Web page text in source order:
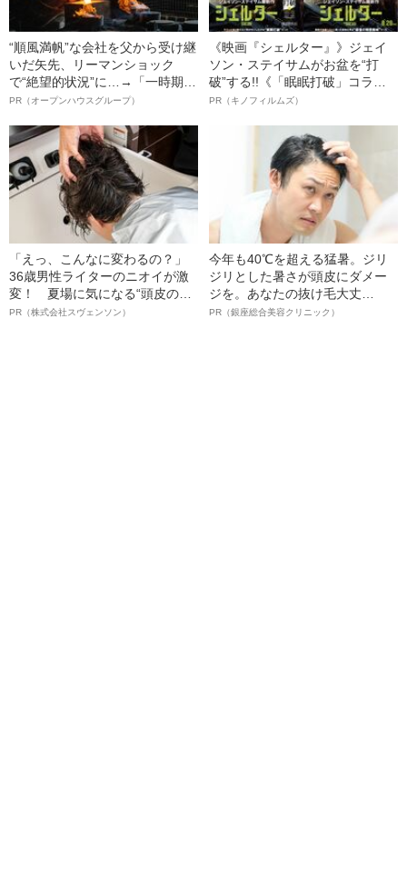
“順風満帆”な会社を父から受け継
いだ矢先、リーマンショック
で“絶望的状況”に…→「一時期は
納品3年待ち」のヒット商品を生
明かす、“逆転の戦術”
PR（オープンハウスグループ）
《映画『シェルター』》ジェイ
ソン・ステイサムがお盆を“打
破”する!!《「眠眠打破」コラ
ボ》
PR（キノフィルムズ）
「えっ、こんなに変わるの？」
36歳男性ライターのニオイが激
変！ 夏場に気になる“頭皮のニ
オイ”や“ベタつき”を解消す
PR（株式会社スヴェンソン）
今年も40℃を超える猛暑。ジリ
ジリとした暑さが頭皮にダメー
ジを。あなたの抜け毛大丈
夫！？
PR（銀座総合美容クリニック）